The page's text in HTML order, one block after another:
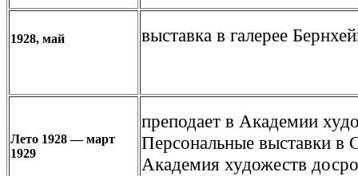
1928, май выставка в галерее
Лето 1928 — март
1929
преподает в Академии
Персональные выставки в
Академия художеств